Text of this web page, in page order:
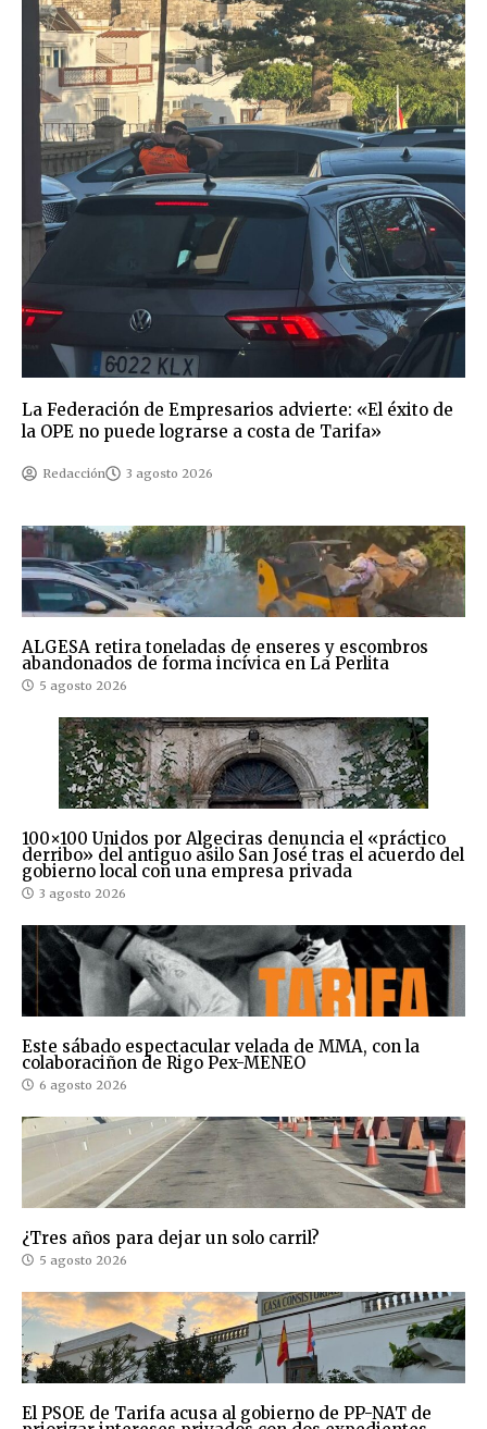
La Federación de Empresarios advierte: «El éxito de
la OPE no puede lograrse a costa de Tarifa»
Redacción 3 agosto 2026
ALGESA retira toneladas de enseres y escombros
abandonados de forma incívica en La Perlita
5 agosto 2026
100×100 Unidos por Algeciras denuncia el «práctico
derribo» del antiguo asilo San José tras el acuerdo del
gobierno local con una empresa privada
3 agosto 2026
Este sábado espectacular velada de MMA, con la
colaboraciñon de Rigo Pex-MENEO
6 agosto 2026
¿Tres años para dejar un solo carril?
5 agosto 2026
El PSOE de Tarifa acusa al gobierno de PP-NAT de